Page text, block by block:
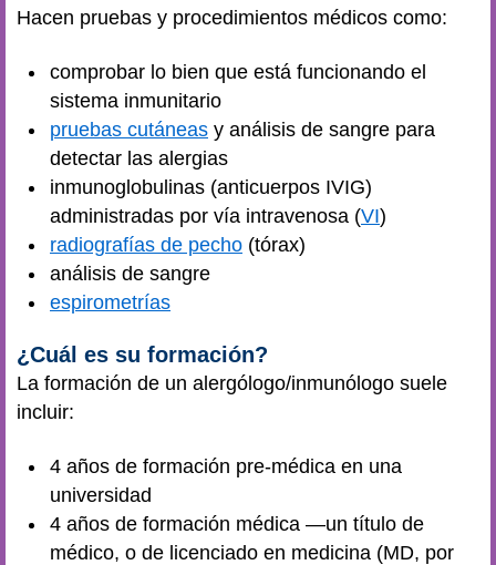
Hacen pruebas y procedimientos médicos como:
comprobar lo bien que está funcionando el
sistema inmunitario
pruebas cutáneas y análisis de sangre para
detectar las alergias
inmunoglobulinas (anticuerpos IVIG)
administradas por vía intravenosa (VI)
radiografías de pecho (tórax)
análisis de sangre
espirometrías
¿Cuál es su formación?
La formación de un alergólogo/inmunólogo suele
incluir:
4 años de formación pre-médica en una
universidad
4 años de formación médica —un título de
médico, o de licenciado en medicina (MD, por